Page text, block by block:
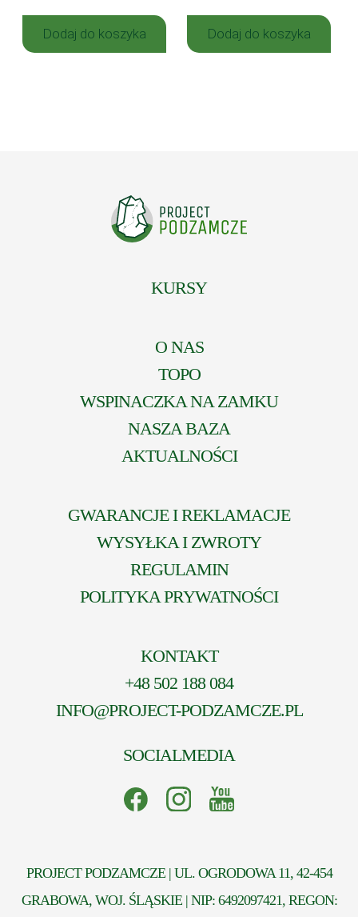
Dodaj do koszyka Dodaj do koszyka
KURSY
O NAS
TOPO
WSPINACZKA NA ZAMKU
NASZA BAZA
AKTUALNOŚCI
GWARANCJE I REKLAMACJE
WYSYŁKA I ZWROTY
REGULAMIN
POLITYKA PRYWATNOŚCI
KONTAKT
+48 502 188 084
INFO@PROJECT-PODZAMCZE.PL
SOCIALMEDIA
PROJECT PODZAMCZE | UL. OGRODOWA 11, 42-454
GRABOWA, WOJ. ŚLĄSKIE | NIP: 6492097421, REGON: